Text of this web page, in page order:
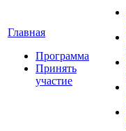
Главная
Программа
Принять
участие